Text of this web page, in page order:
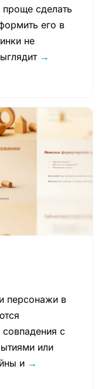
сделать
его в
не
→
персонажи в
с
или
и →